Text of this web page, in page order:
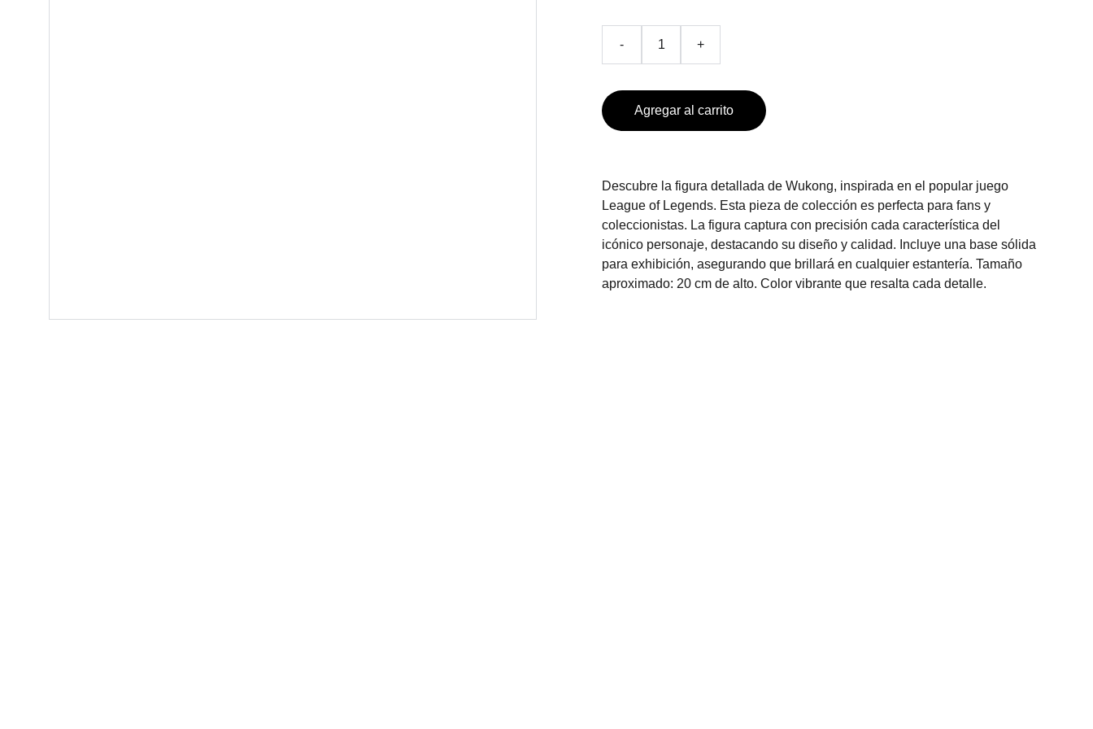
- +
Agregar al carrito
Descubre la figura detallada de Wukong, inspirada en el popular juego
League of Legends. Esta pieza de colección es perfecta para fans y
coleccionistas. La figura captura con precisión cada característica del
icónico personaje, destacando su diseño y calidad. Incluye una base sólida
para exhibición, asegurando que brillará en cualquier estantería. Tamaño
aproximado: 20 cm de alto. Color vibrante que resalta cada detalle.